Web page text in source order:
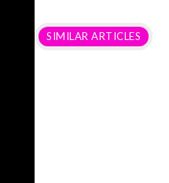
SIMILAR ARTICLES